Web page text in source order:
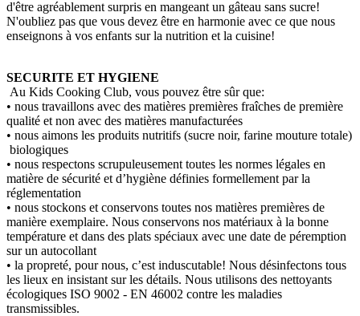
d'être agréablement surpris en mangeant un gâteau sans sucre!
N'oubliez pas que vous devez être en harmonie avec ce que nous
enseignons à vos enfants sur la nutrition et la cuisine!
SECURITE ET HYGIENE
Au Kids Cooking Club, vous pouvez être sûr que:
• nous travaillons avec des matières premières fraîches de première
qualité et non avec des matières manufacturées
• nous aimons les produits nutritifs (sucre noir, farine mouture totale)
biologiques
• nous respectons scrupuleusement toutes les normes légales en
matière de sécurité et d’hygiène définies formellement par la
réglementation
• nous stockons et conservons toutes nos matières premières de
manière exemplaire. Nous conservons nos matériaux à la bonne
température et dans des plats spéciaux avec une date de péremption
sur un autocollant
• la propreté, pour nous, c’est induscutable! Nous désinfectons tous
les lieux en insistant sur les détails. Nous utilisons des nettoyants
écologiques ISO 9002 - EN 46002 contre les maladies
transmissibles.